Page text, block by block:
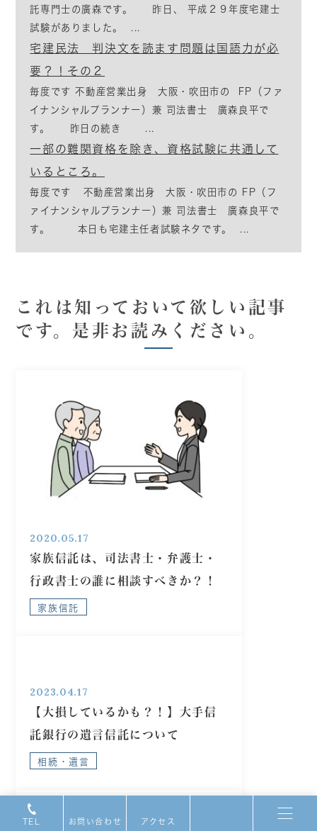
TEL お問い合わせ アクセス
託専門士の廣森です。 昨日、 平成２９年度宅建士
試験がありました。 ...
宅建民法 判決文を読ます問題は国語力が必
要？！その２
毎度です 不動産営業出身 大阪・吹田市の FP（ファ
イナンシャルプランナー）兼 司法書士 廣森良平で
す。 昨日の続き ...
一部の難関資格を除き、資格試験に共通して
いるところ。
毎度です 不動産営業出身 大阪・吹田市の FP（フ
ァイナンシャルプランナー）兼 司法書士 廣森良平で
す。 本日も宅建主任者試験ネタです。 ...
これは知っておいて欲しい記事
です。是非お読みください。
2020.05.17
家族信託は、司法書士・弁護士・
行政書士の誰に相談すべきか？！
家族信託
2023.04.17
【大損しているかも？！】大手信
託銀行の遺言信託について
相続・遺言